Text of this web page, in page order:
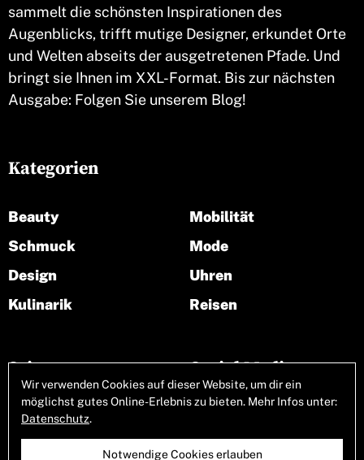
sammelt die schönsten Inspirationen des
Augenblicks, trifft mutige Designer, erkundet Orte
und Welten abseits der ausgetretenen Pfade. Und
bringt sie Ihnen im XXL-Format. Bis zur nächsten
Ausgabe: Folgen Sie unserem Blog!
Seiten
Über uns
Kategorien
Beauty
Schmuck
Design
Kulinarik
Mobilität
Mode
Uhren
Reisen
Social Media
Wir verwenden Cookies auf dieser Website, um dir ein
möglichst gutes Online-Erlebnis zu bieten. Mehr Infos unter:
Datenschutz.
Notwendige Cookies erlauben